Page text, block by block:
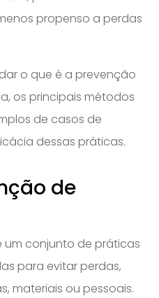
propenso a perdas
o que é a prevenção
os principais métodos
de casos de
dessas práticas.
de
um conjunto de práticas
para evitar perdas,
materiais ou pessoais.